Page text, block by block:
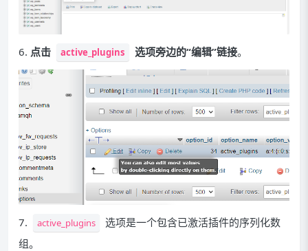
6. 点击 active_plugins 选项旁边的“编辑”链接。
7. active_plugins
选项是一个包含已激活插件的序列化数
组。